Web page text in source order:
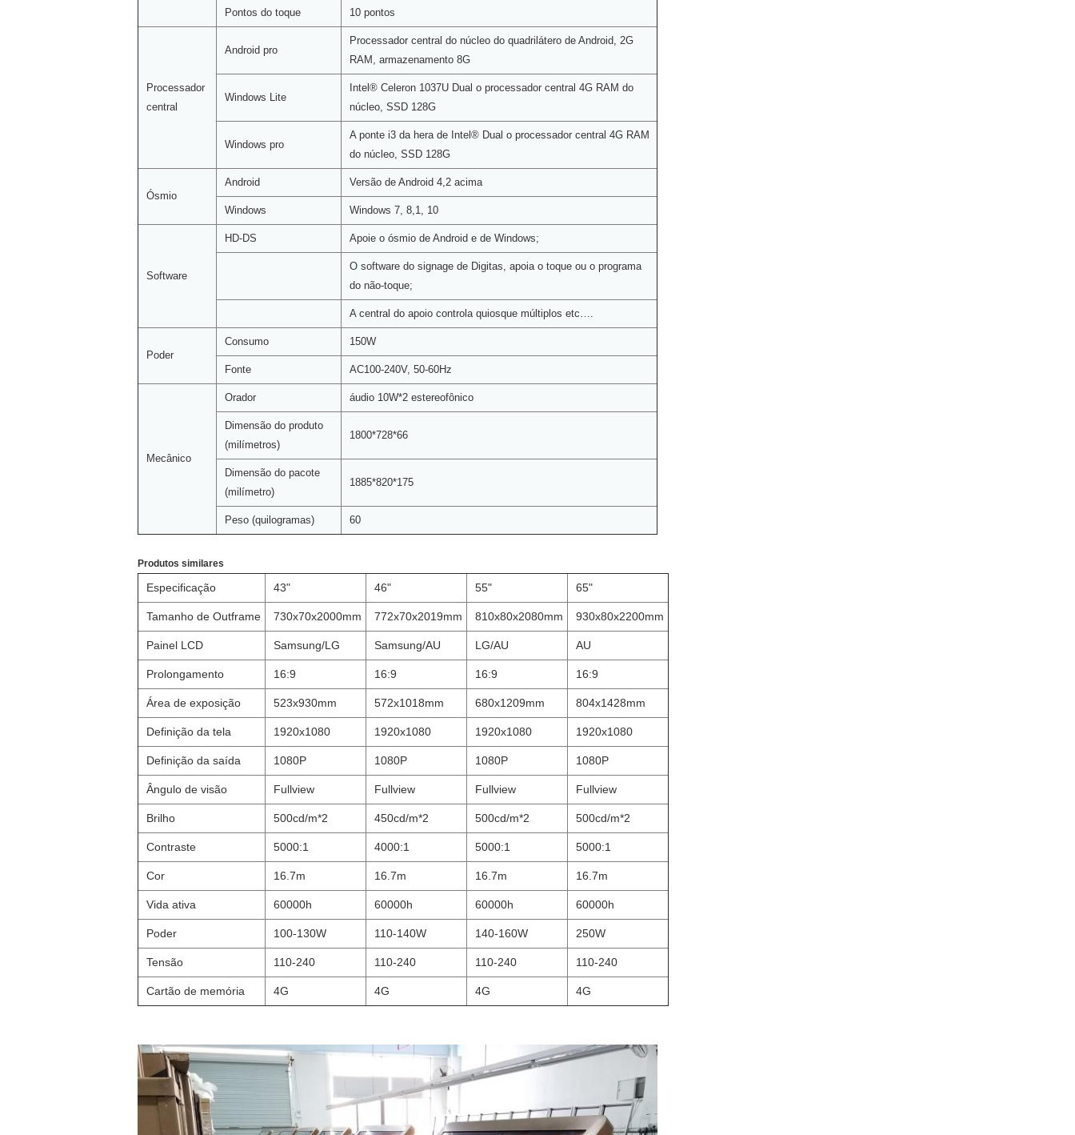
Pontos do toque 10 pontos
Processador
central
Android pro
Processador central do núcleo do quadrilátero de Android, 2G
RAM, armazenamento 8G
Windows Lite
Intel® Celeron 1037U Dual o processador central 4G RAM do
núcleo, SSD 128G
Windows pro
A ponte i3 da hera de Intel® Dual o processador central 4G RAM
do núcleo, SSD 128G
Ósmio
Android Versão de Android 4,2 acima
Windows Windows 7, 8,1, 10
Software
HD-DS Apoie o ósmio de Android e de Windows;
O software do signage de Digitas, apoia o toque ou o programa
do não-toque;
A central do apoio controla quiosque múltiplos etc….
Poder
Consumo 150W
Fonte AC100-240V, 50-60Hz
Mecânico
Orador áudio 10W*2 estereofônico
Dimensão do produto
(milímetros)
1800*728*66
Dimensão do pacote
(milímetro)
1885*820*175
Peso (quilogramas) 60
Produtos similares
Especificação 43" 46" 55" 65"
Tamanho de Outframe 730x70x2000mm 772x70x2019mm 810x80x2080mm 930x80x2200mm
Painel LCD Samsung/LG Samsung/AU LG/AU AU
Prolongamento 16:9 16:9 16:9 16:9
Área de exposição 523x930mm 572x1018mm 680x1209mm 804x1428mm
Definição da tela 1920x1080 1920x1080 1920x1080 1920x1080
Definição da saída 1080P 1080P 1080P 1080P
Ângulo de visão Fullview Fullview Fullview Fullview
Brilho 500cd/m*2 450cd/m*2 500cd/m*2 500cd/m*2
Contraste 5000:1 4000:1 5000:1 5000:1
Cor 16.7m 16.7m 16.7m 16.7m
Vida ativa 60000h 60000h 60000h 60000h
Poder 100-130W 110-140W 140-160W 250W
Tensão 110-240 110-240 110-240 110-240
Cartão de memória 4G 4G 4G 4G